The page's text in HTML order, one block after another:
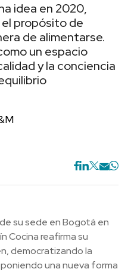
idea en 2020,
propósito de
de alimentarse.
un espacio
y la conciencia
su sede en Bogotá en
Cocina reafirma su
democratizando la
una nueva forma